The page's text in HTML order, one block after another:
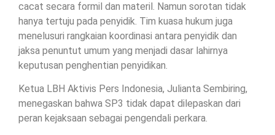
cacat secara formil dan materil. Namun sorotan tidak
hanya tertuju pada penyidik. Tim kuasa hukum juga
menelusuri rangkaian koordinasi antara penyidik dan
jaksa penuntut umum yang menjadi dasar lahirnya
keputusan penghentian penyidikan.
Ketua LBH Aktivis Pers Indonesia, Julianta Sembiring,
menegaskan bahwa SP3 tidak dapat dilepaskan dari
peran kejaksaan sebagai pengendali perkara.